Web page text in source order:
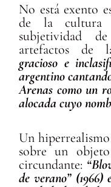
No está exento
de la cultura
subjetividad
artefactos de
gracioso e
argentino
Arenas como un
alocada cuyo
Un
sobre un
circundante:
de verano”